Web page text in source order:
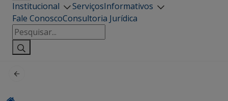
Institucional ServiçosInformativos
Fale ConoscoConsultoria Jurídica
Pesquisar
por: